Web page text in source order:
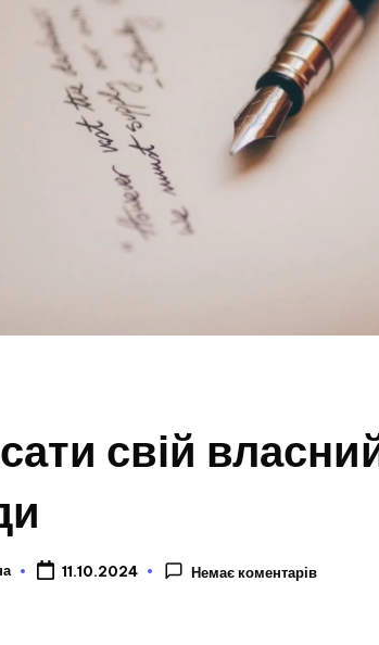
свій
11.10.2024 Немає коментарів